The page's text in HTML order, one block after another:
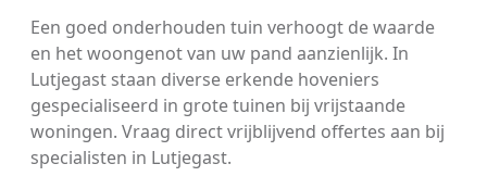
Een goed onderhouden tuin verhoogt de waarde
en het woongenot van uw pand aanzienlijk. In
Lutjegast staan diverse erkende hoveniers
gespecialiseerd in grote tuinen bij vrijstaande
woningen. Vraag direct vrijblijvend offertes aan bij
specialisten in Lutjegast.